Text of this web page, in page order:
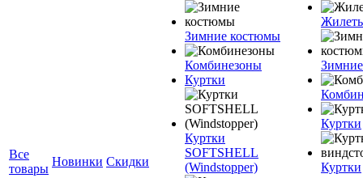
Все
товары
Новинки Скидки
Зимние костюмы
Комбинезоны
Куртки
Куртки
SOFTSHELL
(Windstopper)
Куртки
Куртки